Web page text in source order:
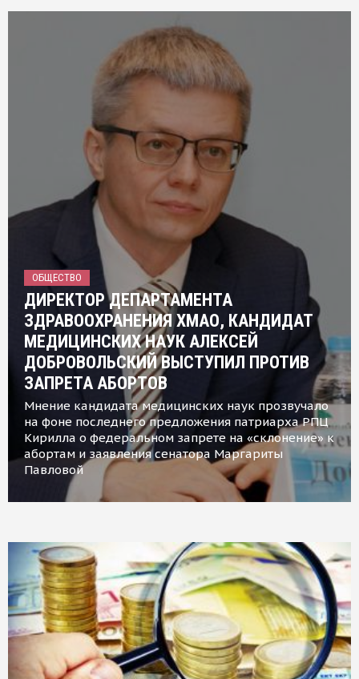
ОБЩЕСТВО
ДИРЕКТОР ДЕПАРТАМЕНТА
ЗДРАВООХРАНЕНИЯ ХМАО, КАНДИДАТ
МЕДИЦИНСКИХ НАУК АЛЕКСЕЙ
ДОБРОВОЛЬСКИЙ ВЫСТУПИЛ ПРОТИВ
ЗАПРЕТА АБОРТОВ
Мнение кандидата медицинских наук прозвучало
на фоне последнего предложения патриарха РПЦ
Кирилла о федеральном запрете на «склонение» к
абортам и заявления сенатора Маргариты
Павловой